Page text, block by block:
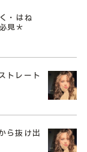
・はね
見＊
トレート
ら抜け出